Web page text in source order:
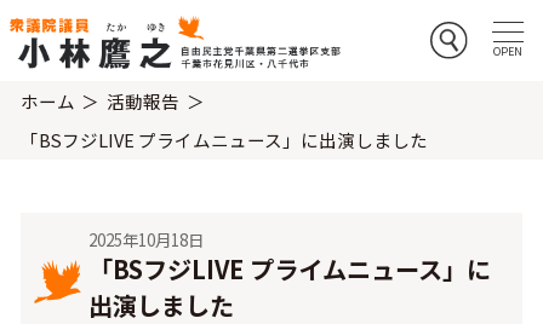
ホーム
活動報告
「BSフジLIVE プライムニュース」に出演しました
2025年10月18日
「BSフジLIVE プライムニュース」に
出演しました